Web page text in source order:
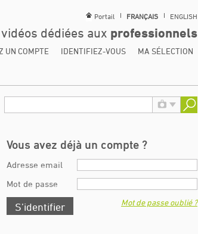
dédiées aux professionnels
Portail FRANÇAIS ENGLISH
UN COMPTE IDENTIFIEZ-VOUS MA SÉLECTION
Vous avez déjà un compte ?
Adresse email
Mot de passe
S’identifier Mot de passe oublié ?